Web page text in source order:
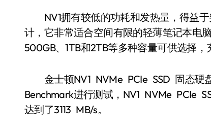
NV1拥有较低的功耗和发热量，得益于
计，它非常适合空间有限的轻薄笔记本电
500GB、1TB和2TB等多种容量可供选择，
金士顿NV1 NVMe PCIe SSD 固态硬
Benchmark进行测试，NV1 NVMe PCIe
达到了3113 MB/s。